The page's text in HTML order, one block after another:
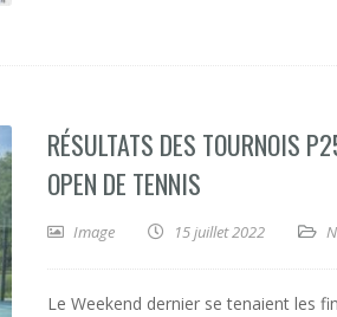
RÉSULTATS DES TOURNOIS
OPEN DE TENNIS
Image 15 juillet 2022
Le Weekend dernier se tenaient les